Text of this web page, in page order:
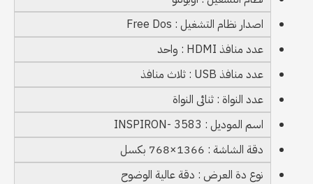
اصدار نظام التشغيل : Free Dos
عدد منافذ HDMI : واحد
عدد منافذ USB : ثلاث منافذ
عدد النواة : ثنائى النواة
اسم الموديل : INSPIRON- 3583
دقة الشاشة : 1366×768 بكسل
نوع دة العرض : دقة عالية الوضوح